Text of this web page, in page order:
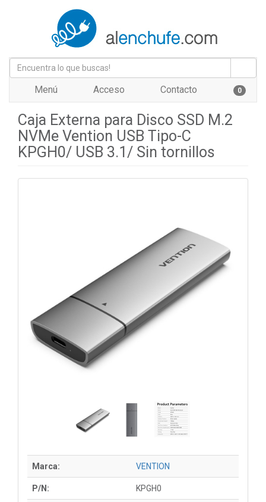
Menú Acceso Contacto 0
Caja Externa para Disco SSD M.2
NVMe Vention USB Tipo-C
KPGH0/ USB 3.1/ Sin tornillos
Marca: VENTION
P/N: KPGH0